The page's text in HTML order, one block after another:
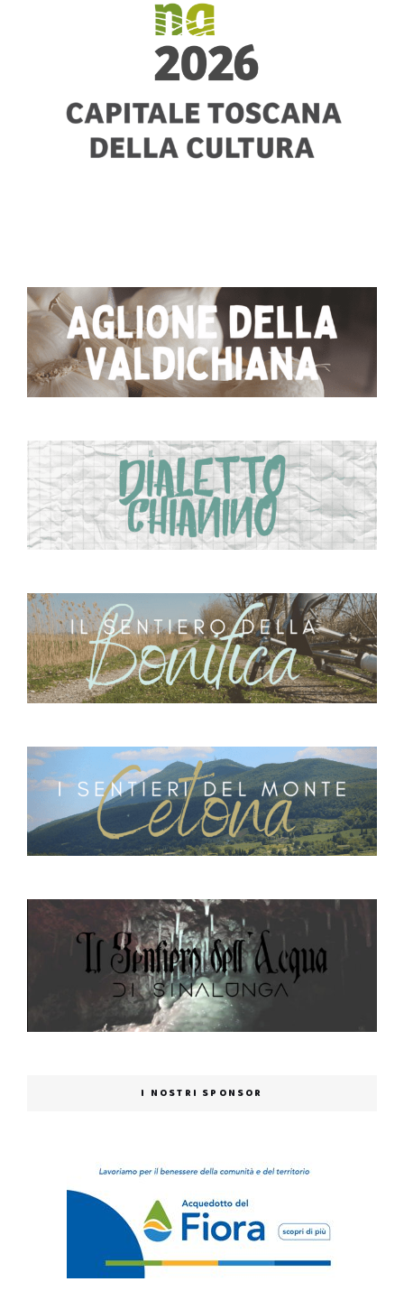
I NOSTRI SPONSOR